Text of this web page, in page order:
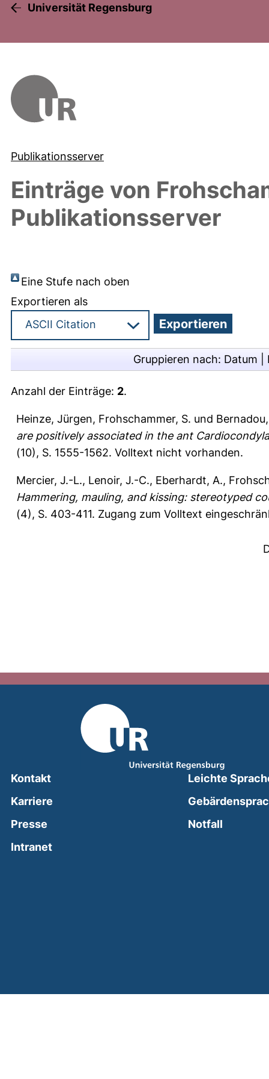
Universität Regensburg
Publikationsserver
Einträge von
Publikationsserver
Eine Stufe nach oben
Exportieren als
Gruppieren nach: Datum
Anzahl der Einträge: 2.
Heinze, Jürgen, Frohschammer, S. und
are positively associated in the ant
(10), S. 1555-1562. Volltext nicht vorhanden.
Mercier, J.-L., Lenoir, J.-C., Eberhardt, A.,
Hammering, mauling, and kissing: stereotyped
(4), S. 403-411. Zugang zum Volltext
Kontakt
Karriere
Presse
Intranet(external link, opens in a new window)
Leichte
Notfall